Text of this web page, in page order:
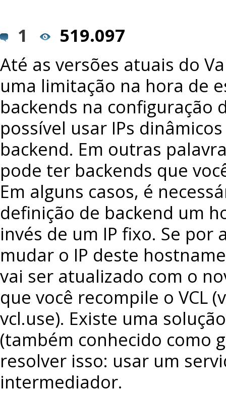
1
519.097
Até as versões atuais do
uma limitação na hora de
backends na configuração
possível usar IPs
backend. Em outras
pode ter backends que
Em alguns casos, é
definição de backend um
invés de um IP fixo. Se por
mudar o IP deste
vai ser atualizado com o
que você recompile o VCL
vcl.use). Existe uma
(também conhecido como
resolver isso: usar um
intermediador.